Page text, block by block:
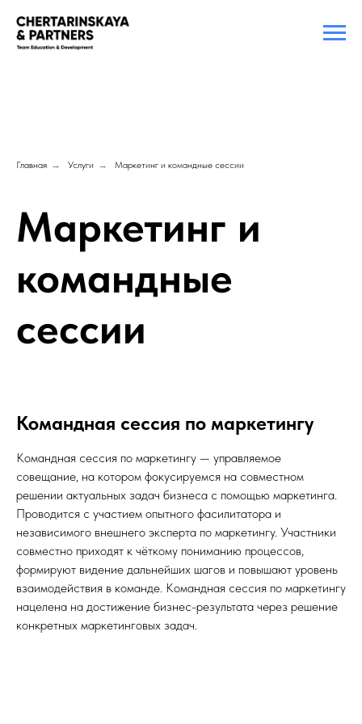
Главная → Услуги → Маркетинг и командные сессии
Маркетинг и
командные
сессии
Командная сессия по маркетингу
Командная сессия по маркетингу — управляемое
совещание, на котором фокусируемся на совместном
решении актуальных задач бизнеса с помощью маркетинга.
Проводится с участием опытного фасилитатора и
независимого внешнего эксперта по маркетингу. Участники
совместно приходят к чёткому пониманию процессов,
формируют видение дальнейших шагов и повышают уровень
взаимодействия в команде. Командная сессия по маркетингу
нацелена на достижение бизнес-результата через решение
конкретных маркетинговых задач.